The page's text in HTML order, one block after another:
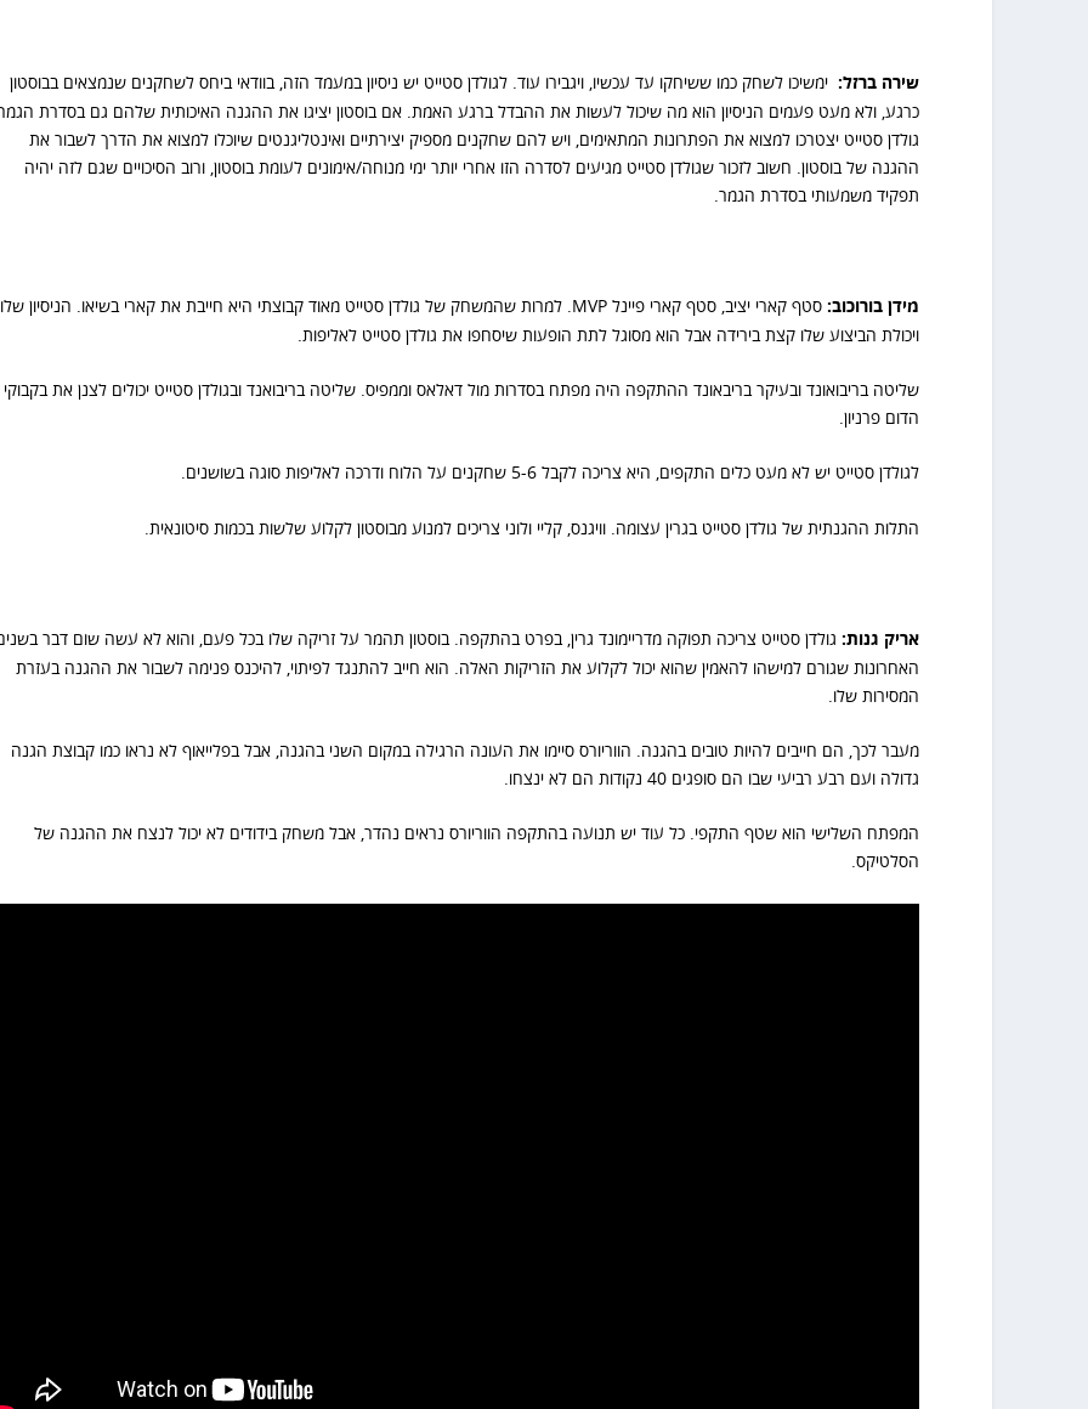
שירה ברזל:ימשיכו לשחק כמו ששיחקו עד עכשיו, ויגבירו עוד. לגולדן סטייט יש ניסיון במעמד הזה, בוודאי ביחס לשחקנים שנמצאים בבוסטון
כרגע, ולא מעט פעמים הניסיון הוא מה שיכול לעשות את ההבדל ברגע האמת. אם בוסטון יציגו את ההגנה האיכותית שלהם גם בסדרת
גולדן סטייט יצטרכו למצוא את הפתרונות המתאימים, ויש להם שחקנים מספיק יצירתיים ואינטליגנטים שיוכלו למצוא את הדרך לשבור את
ההגנה של בוסטון. חשוב לזכור שגולדן סטייט מגיעים לסדרה הזו אחרי יותר ימי מנוחה/אימונים לעומת בוסטון, ורוב הסיכויים שגם לזה יהיה
תפקיד משמעותי בסדרת הגמר.
מידן בורוכוב:
סטף קארי יציב, סטף קארי פיינל MVP. למרות שהמשחק של גולדן סטייט מאוד קבוצתי היא חייבת את קארי בשיאו. הניסיון שלו
ויכולת הביצוע שלו קצת בירידה אבל הוא מסוגל לתת הופעות שיסחפו את גולדן סטייט לאליפות.
שליטה בריבואונד ובעיקר בריבאונד ההתקפה היה מפתח בסדרות מול דאלאס וממפיס. שליטה בריבואנד ובגולדן סטייט יכולים לצנן את בקבוקי
הדום פרניון.
לגולדן סטייט יש לא מעט כלים התקפים, היא צריכה לקבל 5-6 שחקנים על הלוח ודרכה לאליפות סוגה בשושנים.
התלות ההגנתית של גולדן סטייט בגרין עצומה. וויגנס, קליי ולוני צריכים למנוע מבוסטון לקלוע שלשות בכמות סיטונאית.
אריק גנות: גולדן סטייט צריכה תפוקה מדריימונד גרין, בפרט בהתקפה. בוסטון תהמר על זריקה שלו בכל פעם, והוא לא עשה שום דבר
האחרונות שגורם למישהו להאמין שהוא יכול לקלוע את הזריקות האלה. הוא חייב להתנגד לפיתוי, להיכנס פנימה לשבור את ההגנה בעזרת
המסירות שלו.
מעבר לכך, הם חייבים להיות טובים בהגנה. הווריורס סיימו את העונה הרגילה במקום השני בהגנה, אבל בפלייאוף לא נראו כמו קבוצת הגנה
גדולה ועם רבע רביעי שבו הם סופגים 40 נקודות הם לא ינצחו.
המפתח השלישי הוא שטף התקפי. כל עוד יש תנועה בהתקפה הווריורס נראים נהדר, אבל משחק בידודים לא יכול לנצח את ההגנה של
הסלטיקס.